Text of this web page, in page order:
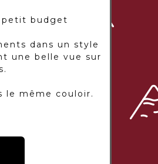
petit budget
dans un style
une belle vue sur
le même couloir.